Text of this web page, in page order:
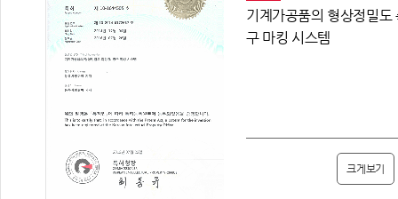
기계가공품의 형상정밀도
구 마킹 시스템
크게보기